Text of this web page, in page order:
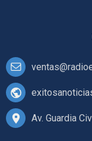
Av. Guardia